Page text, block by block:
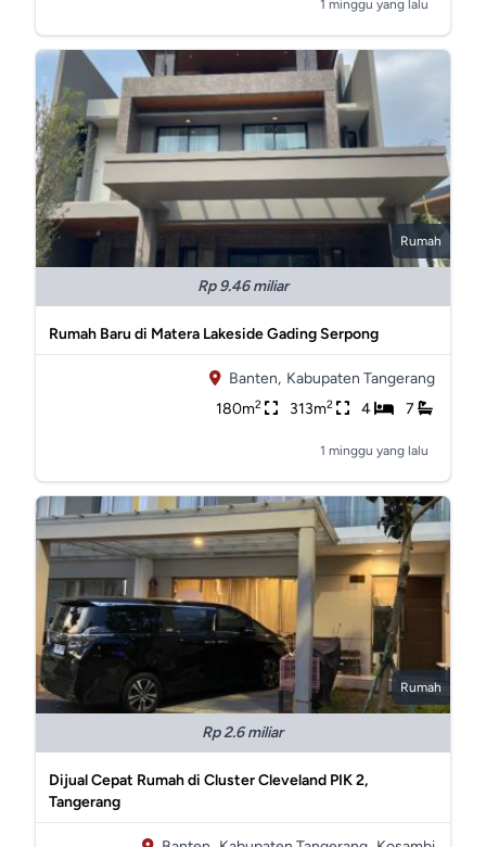
1 minggu yang lalu
Rumah
Rp 9.46 miliar
Rumah Baru di Matera Lakeside Gading Serpong
Banten, Kabupaten Tangerang
180m2 313m2 4 7
1 minggu yang lalu
Rumah
Rp 2.6 miliar
Dijual Cepat Rumah di Cluster Cleveland PIK 2,
Tangerang